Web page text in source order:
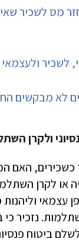
135 – החזר מס
לשכיר
לא מבקשים
ולקרן
האם
או לקרן
עצמאי
נזכיר כי
ביטוח